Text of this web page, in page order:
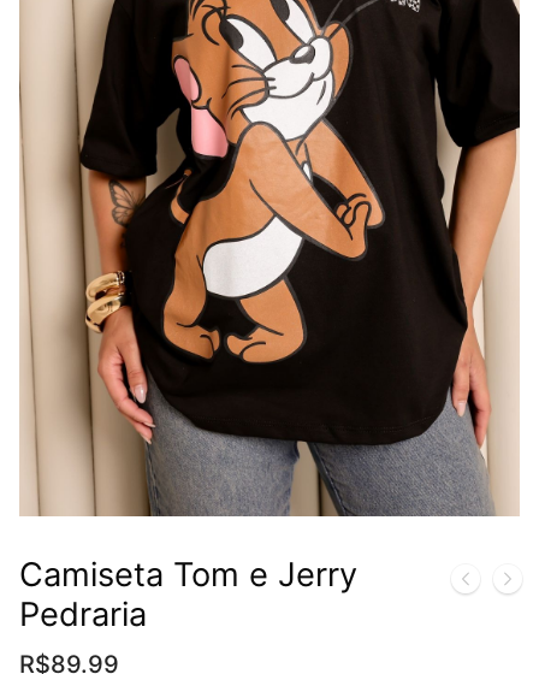
Camiseta Tom e Jerry
Pedraria
R$89.99